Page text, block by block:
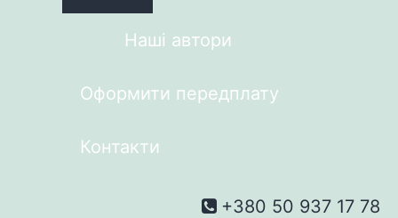
Наші автори
Оформити передплату
Контакти
+380 50 937 17 78